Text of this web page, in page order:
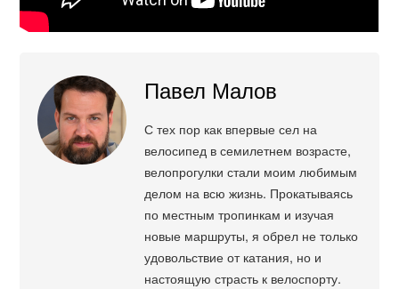
Павел Малов
С тех пор как впервые сел на
велосипед в семилетнем возрасте,
велопрогулки стали моим любимым
делом на всю жизнь. Прокатываясь
по местным тропинкам и изучая
новые маршруты, я обрел не только
удовольствие от катания, но и
настоящую страсть к велоспорту.